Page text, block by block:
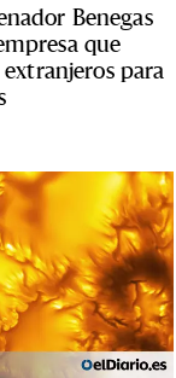
Benegas
que
extranjeros para